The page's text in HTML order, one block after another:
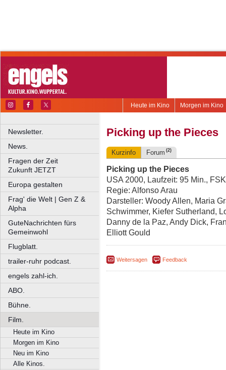
Morgen im Kino
Heute im Kino
Newsletter.
News.
Fragen der Zeit
Zukunft JETZT
Europa gestalten
Frag' die Welt | Gen Z &
Alpha
GuteNachrichten fürs
Gemeinwohl
Flugblatt.
trailer-ruhr podcast.
engels zahl-ich.
ABO.
Bühne.
Film.
Heute im Kino
Morgen im Kino
Neu im Kino
Alle Kinos.
Picking up the Pieces
Kurzinfo Forum (2)
Picking up the Pieces
USA 2000, Laufzeit: 95 Min.,
Regie: Alfonso Arau
Darsteller: Woody Allen, Maria
Schwimmer, Kiefer Sutherland,
Danny de la Paz, Andy Dick,
Elliott Gould
Weitersagen Feedback